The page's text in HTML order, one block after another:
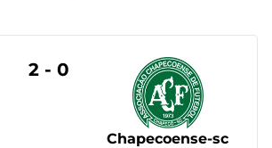
2 - 0
Chapecoense-sc